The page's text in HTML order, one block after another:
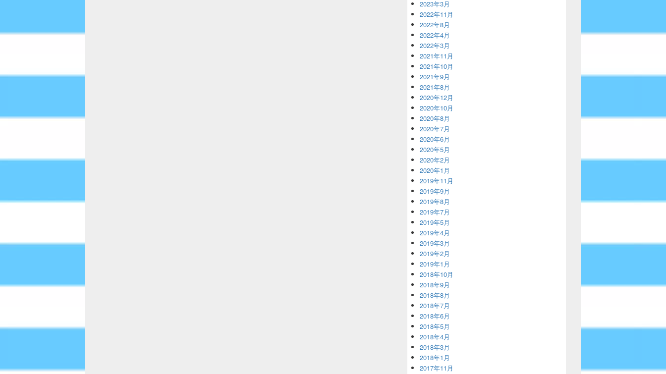
2023年3月
2022年11月
2022年8月
2022年4月
2022年3月
2021年11月
2021年10月
2021年9月
2021年8月
2020年12月
2020年10月
2020年8月
2020年7月
2020年6月
2020年5月
2020年2月
2020年1月
2019年11月
2019年9月
2019年8月
2019年7月
2019年5月
2019年4月
2019年3月
2019年2月
2019年1月
2018年10月
2018年9月
2018年8月
2018年7月
2018年6月
2018年5月
2018年4月
2018年3月
2018年1月
2017年11月